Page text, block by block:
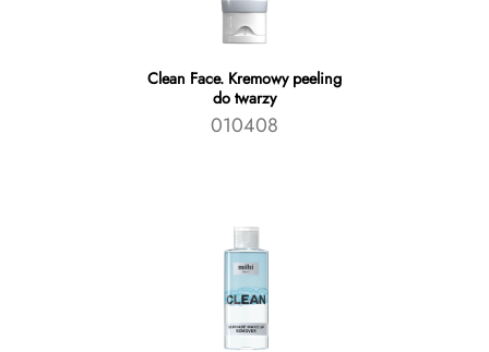
Clean Face. Kremowy peeling
do twarzy
010408